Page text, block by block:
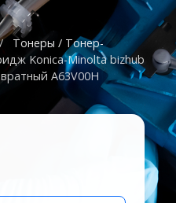
/
Тонеры / Тонер-
Konica-Minolta bizhub
A63V00H